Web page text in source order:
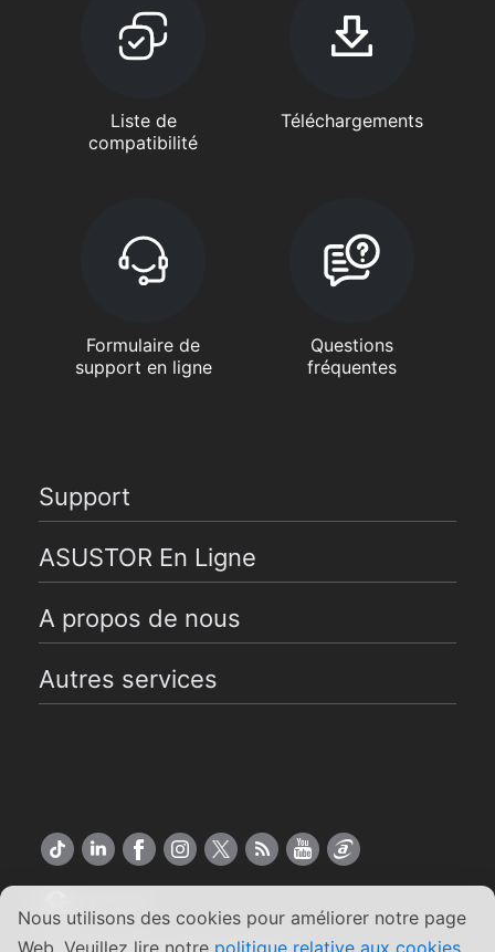
Nous utilisons des cookies pour améliorer notre page
Web. Veuillez lire notre politique relative aux cookies
Liste de
compatibilité
Téléchargements
Formulaire de
support en ligne
Questions
fréquentes
Support
ASUSTOR En Ligne
A propos de nous
Autres services